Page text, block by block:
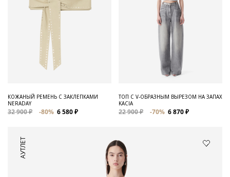
КОЖАНЫЙ РЕМЕНЬ С ЗАКЛЕПКАМИ
NERADAY
32 900 ₽ -80% 6 580 ₽
ТОП С V-ОБРАЗНЫМ ВЫРЕЗОМ НА ЗАПАХ
KACIA
22 900 ₽ -70% 6 870 ₽
АУТЛЕТ